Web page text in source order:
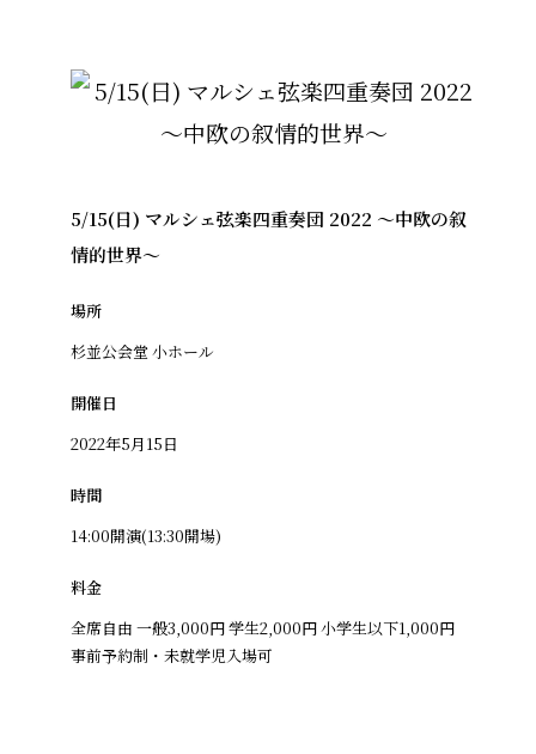
5/15(日) マルシェ弦楽四重奏団 2022 ～中欧の叙
情的世界～
場所
杉並公会堂 小ホール
開催日
2022年5月15日
時間
14:00開演(13:30開場)
料金
全席自由 一般3,000円 学生2,000円 小学生以下1,000円
事前予約制・未就学児入場可